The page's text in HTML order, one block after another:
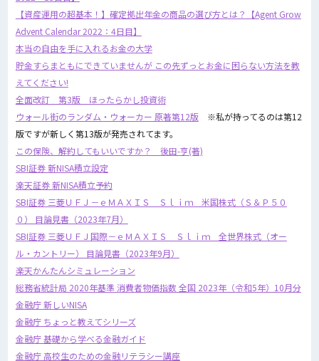
【資産運用の超基本！】確定拠出年金の商品の選び方とは？【Agent Grow
Advent Calendar 2022：4日目】
本当の自由を手に入れるお金の大学
貯金すらまともにできていませんが この先ずっとお金に困らない方法を教
えてください!
全面改訂 第3版 ほったらかし投資術
ウォール街のランダム・ウォーカー 原著第12版※私が持ってるのは第12
版ですが新しく第13版が発売されてます。
この保険、解約してもいいですか？ 後田-亨(著)
SBI証券 新NISA積立設定
楽天証券 新NISA積立予約
SBI証券 三菱ＵＦＪ－ｅＭＡＸＩＳ Ｓｌｉｍ 米国株式（Ｓ＆Ｐ５０
０） 目論見書（2023年7月）
SBI証券 三菱ＵＦＪ国際－ｅＭＡＸＩＳ Ｓｌｉｍ 全世界株式（オー
ル・カントリー） 目論見書（2023年9月）
楽天かんたんシミュレーション
総務省統計局 2020年基準 消費者物価指数 全国 2023年（令和5年）10月分
金融庁 新しいNISA
金融庁 ちょっと教えてシリーズ
金融庁 基礎から学べる金融ガイド
金融庁 高校生のための金融リテラシー講座